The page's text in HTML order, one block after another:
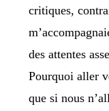
critiques,
des attentes
Pourquoi aller
que si nous